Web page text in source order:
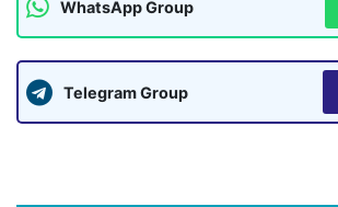
WhatsApp Group
Telegram Group